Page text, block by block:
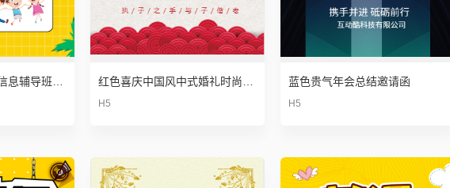
H5
蓝色贵气年会总结邀请函
H5